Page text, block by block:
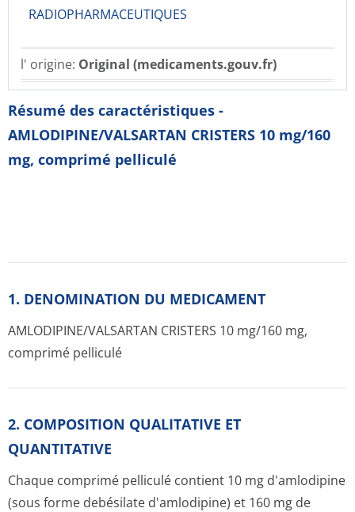
RADIOPHARMACE­UTIQUES
l' origine: Original (medicaments.gouv.fr)
Résumé des caractéristiques -
AMLODIPINE/VALSARTAN CRISTERS 10 mg/160
mg, comprimé pelliculé
1. DENOMINATION DU MEDICAMENT
AMLODIPINE/VAL­SARTAN CRISTERS 10 mg/160 mg,
comprimé pelliculé
2. COMPOSITION QUALITATIVE ET
QUANTITATIVE
Chaque comprimé pelliculé contient 10 mg d'amlodipine
(sous forme debésilate d'amlodipine) et 160 mg de